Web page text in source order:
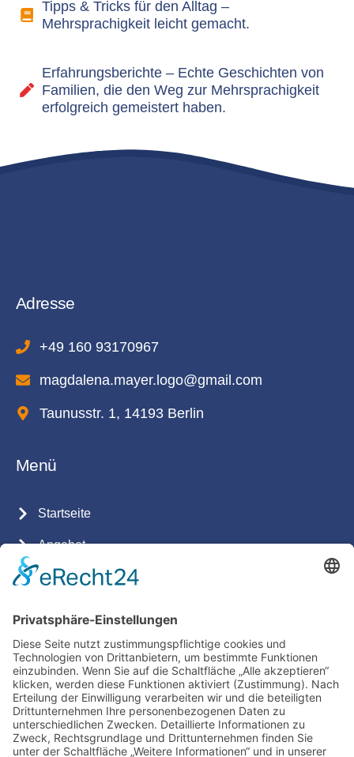
Tipps & Tricks für den Alltag –
Mehrsprachigkeit leicht gemacht.
Erfahrungsberichte – Echte Geschichten von
Familien, die den Weg zur Mehrsprachigkeit
erfolgreich gemeistert haben.
Adresse
+49 160 93170967
magdalena.mayer.logo@gmail.com
Taunusstr. 1, 14193 Berlin
Menü
Startseite
Angebot
Team
Preise
Kontakt
Infos